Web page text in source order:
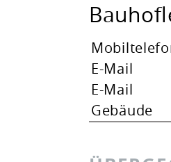
E-Mail
E-Mail
Gebäude